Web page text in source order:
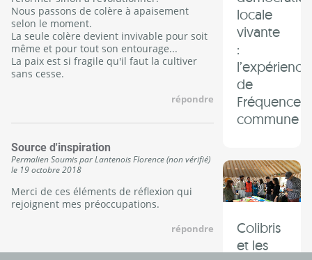
locale
vivante
:
l’expérience
de
Fréquence
commune
Colibris
et les
Nous passons de colère à apaisement
selon le moment.
La seule colère devient invivable pour soit
même et pour tout son entourage...
La paix est si fragile qu'il faut la cultiver
sans cesse.
répondre
Source d'inspiration
PermalienSoumis parLantenois Florence (non vérifié)
le 19 octobre 2018
Merci de ces éléments de réflexion qui
rejoignent mes préoccupations.
répondre